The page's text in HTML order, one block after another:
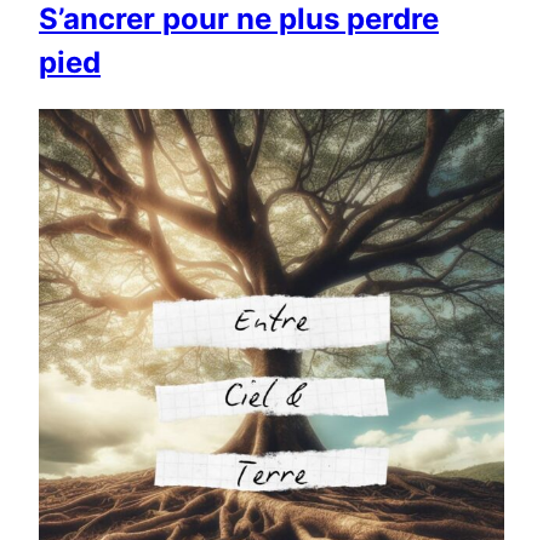
S’ancrer pour ne plus perdre
pied